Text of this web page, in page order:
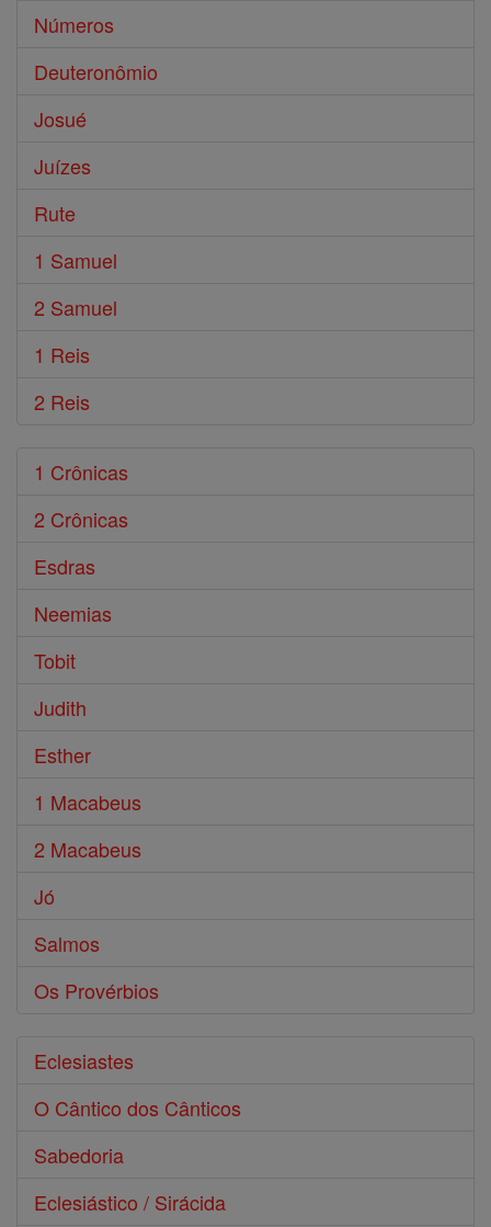
Números
Deuteronômio
Josué
Juízes
Rute
1 Samuel
2 Samuel
1 Reis
2 Reis
1 Crônicas
2 Crônicas
Esdras
Neemias
Tobit
Judith
Esther
1 Macabeus
2 Macabeus
Jó
Salmos
Os Provérbios
Eclesiastes
O Cântico dos Cânticos
Sabedoria
Eclesiástico / Sirácida